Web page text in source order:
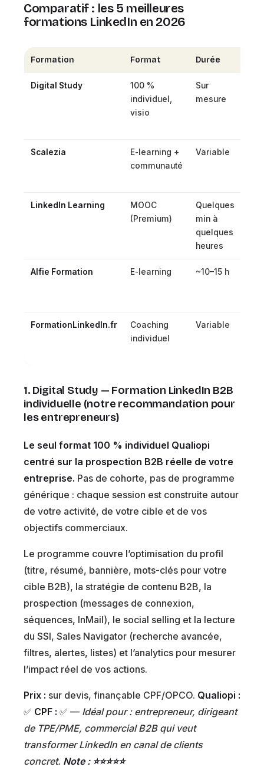
Comparatif : les 5 meilleures
formations LinkedIn en 2026
Formation Format Durée
Digital Study
100 %
individuel,
visio
Sur
mesure
Scalezia
E-learning +
communauté
Variable
LinkedIn Learning
MOOC
(Premium)
Quelques
min à
quelques
heures
Alfie Formation E-learning ~10–15 h
FormationLinkedIn.fr
Coaching
individuel
Variable
1. Digital Study — Formation LinkedIn B2B
individuelle (notre recommandation pour
les entrepreneurs)
Le seul format 100 % individuel Qualiopi
centré sur la prospection B2B réelle de votre
entreprise. Pas de cohorte, pas de programme
générique : chaque session est construite autour
de votre activité, de votre cible et de vos
objectifs commerciaux.
Le programme couvre l’optimisation du profil
(titre, résumé, bannière, mots-clés pour votre
cible B2B), la stratégie de contenu B2B, la
prospection (messages de connexion,
séquences, InMail), le social selling et la lecture
du SSI, Sales Navigator (recherche avancée,
filtres, alertes, listes) et l’analytics pour mesurer
l’impact réel de vos actions.
Prix : sur devis, finançable CPF/OPCO. Qualiopi :
✅ CPF : ✅ — Idéal pour : entrepreneur, dirigeant
de TPE/PME, commercial B2B qui veut
transformer LinkedIn en canal de clients
concret. Note : ⭐⭐⭐⭐⭐